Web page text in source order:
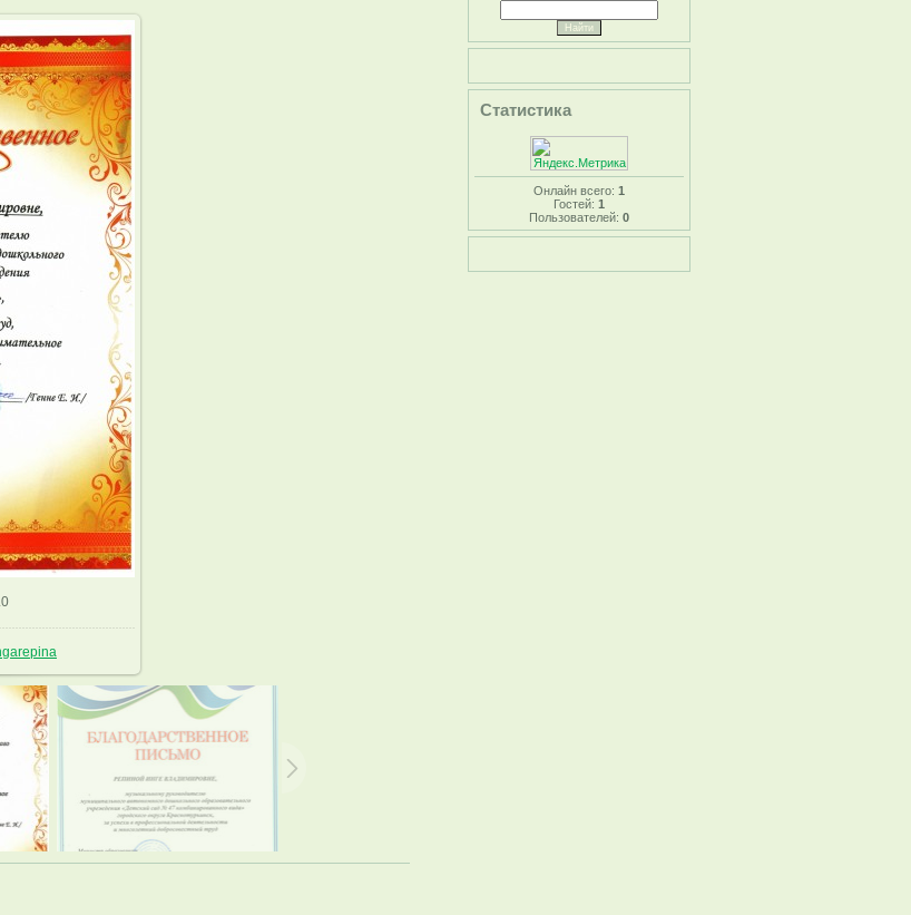
Статистика
Онлайн всего: 1
Гостей: 1
Пользователей: 0